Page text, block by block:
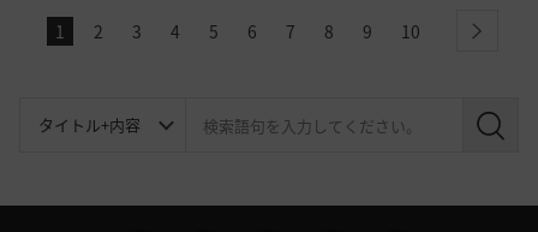
1 2 3 4 5 6 7 8 9 10 next
検